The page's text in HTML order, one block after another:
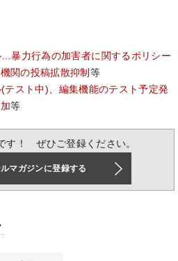
暴力行為の加害者に関するポリシー
関の投稿拡散抑制 等
テスト中)
編集機能のテスト予定発
等
す！ ぜひご登録ください。
マガジンに登録する